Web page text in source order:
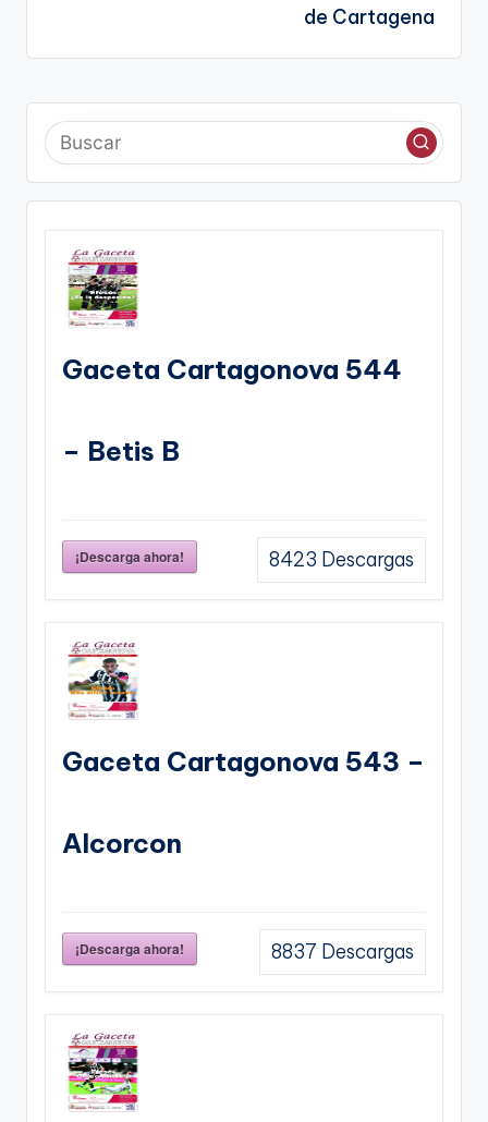
de Cartagena
Gaceta Cartagonova 544
– Betis B
¡Descarga ahora! 8423 Descargas
Gaceta Cartagonova 543 –
Alcorcon
¡Descarga ahora! 8837 Descargas